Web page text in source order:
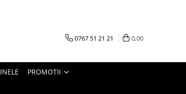
0767 51 21 21 0,00
INELE PROMOTII